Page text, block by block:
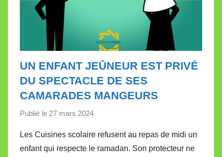
UN ENFANT JEÛNEUR EST PRIVÉ
DU SPECTACLE DE SES
CAMARADES MANGEURS
Publié le 27 mars 2024
r
M
Les Cuisines scolaire refusent au repas de midi un
enfant qui respecte le ramadan. Son protecteur ne